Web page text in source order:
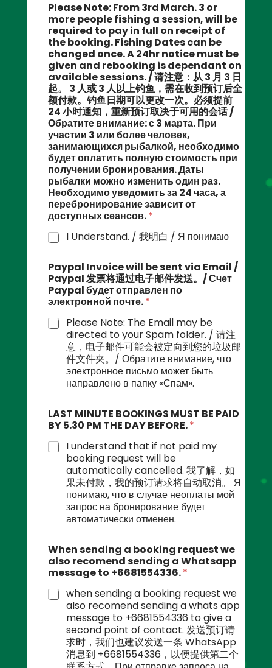
Please Note: From 3rd March. 3 or
more people fishing a session, will be
required to pay in full on receipt of
the booking. Fishing Dates can be
changed once. A 24hr notice must be
given and rebooking is dependant on
available sessions. / 请注意：从 3 月 3 日
起。 3 人或 3 人以上钓鱼，需在收到预订后全
额付款。钓鱼日期可以更改一次。必须提前
24 小时通知，重新预订取决于可用的会话 /
Обратите внимание: с 3 марта. При
участии 3 или более человек,
занимающихся рыбалкой, необходимо
будет оплатить полную стоимость при
получении бронирования. Даты
рыбалки можно изменить один раз.
Необходимо уведомить за 24 часа, а
перебронирование зависит от
доступных сеансов.*
I Understand. / 我明白 / Я понимаю
Paypal Invoice will be sent via Email /
Paypal 发票将通过电子邮件发送。/ Счет
Paypal будет отправлен по
электронной почте.*
Please Note: The Email may be
directed to your Spam folder. / 请注
意，电子邮件可能会被定向到您的垃圾邮
件文件夹。/ Обратите внимание, что
электронное письмо может быть
направлено в папку «Спам».
LAST MINUTE BOOKINGS MUST BE PAID
BY 5.30 PM THE DAY BEFORE.*
I understand that if not paid my
booking request will be
automatically cancelled. 我了解，如
果未付款，我的预订请求将自动取消。 Я
понимаю, что в случае неоплаты мой
запрос на бронирование будет
автоматически отменен.
When sending a booking request we
also recomend sending a Whatsapp
message to +6681554336.*
when sending a booking request we
also recomend sending a whats app
message to +6681554336 to give a
second point of contact. 发送预订请
求时，我们也建议发送一条 WhatsApp
消息到 +6681554336，以便提供第二个